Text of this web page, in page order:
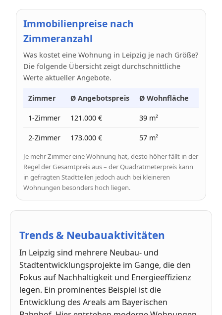
Immobilienpreise nach
Zimmeranzahl
Was kostet eine Wohnung in Leipzig je nach Größe?
Die folgende Übersicht zeigt durchschnittliche
Werte aktueller Angebote.
Zimmer Ø Angebotspreis Ø Wohnfläche
1-Zimmer 121.000 € 39 m²
2-Zimmer 173.000 € 57 m²
Je mehr Zimmer eine Wohnung hat, desto höher fällt in der
Regel der Gesamtpreis aus – der Quadratmeterpreis kann
in gefragten Stadtteilen jedoch auch bei kleineren
Wohnungen besonders hoch liegen.
Trends & Neubauaktivitäten
In Leipzig sind mehrere Neubau- und
Stadtentwicklungsprojekte im Gange, die den
Fokus auf Nachhaltigkeit und Energieeffizienz
legen. Ein prominentes Beispiel ist die
Entwicklung des Areals am Bayerischen